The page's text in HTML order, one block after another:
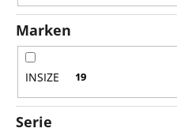
e
r
u
n
g
Marken
INSIZE 19
Serie
e
n